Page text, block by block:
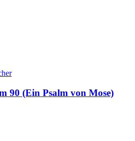
90 (Ein Psalm von Mose)